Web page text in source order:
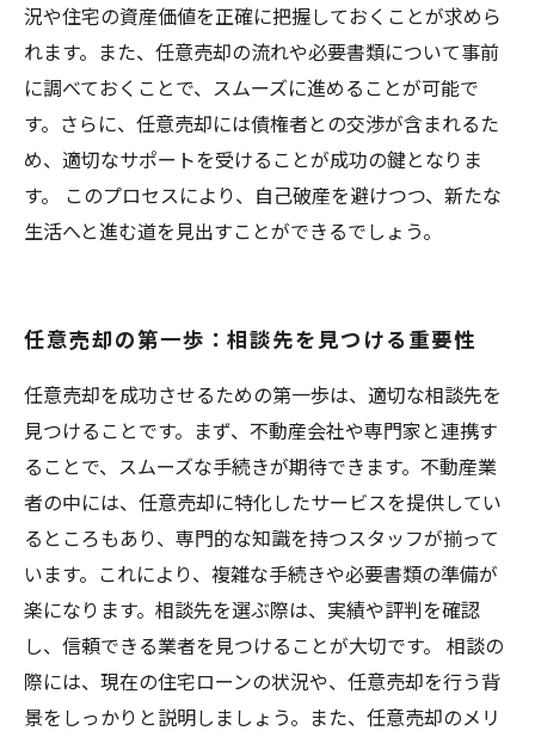
況や住宅の資産価値を正確に把握しておくことが求めら
れます。また、任意売却の流れや必要書類について事前
に調べておくことで、スムーズに進めることが可能で
す。さらに、任意売却には債権者との交渉が含まれるた
め、適切なサポートを受けることが成功の鍵となりま
す。 このプロセスにより、自己破産を避けつつ、新たな
生活へと進む道を見出すことができるでしょう。
任意売却の第一歩：相談先を見つける重要性
任意売却を成功させるための第一歩は、適切な相談先を
見つけることです。まず、不動産会社や専門家と連携す
ることで、スムーズな手続きが期待できます。不動産業
者の中には、任意売却に特化したサービスを提供してい
るところもあり、専門的な知識を持つスタッフが揃って
います。これにより、複雑な手続きや必要書類の準備が
楽になります。相談先を選ぶ際は、実績や評判を確認
し、信頼できる業者を見つけることが大切です。 相談の
際には、現在の住宅ローンの状況や、任意売却を行う背
景をしっかりと説明しましょう。また、任意売却のメリ